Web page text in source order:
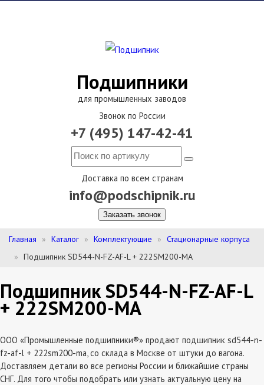
Подшипники
для промышленных заводов
Звонок по России
+7 (495) 147-42-41
Доставка по всем странам
info@podschipnik.ru
Заказать звонок
Главная Каталог Комплектующие
Стационарные корпуса
Подшипник SD544-N-FZ-AF-L + 222SM200-MA
Подшипник SD544-N-FZ-AF-L
+ 222SM200-MA
ООО «Промышленные подшипники®» продают подшипник sd544-n-
fz-af-l + 222sm200-ma, со склада в Москве от штуки до вагона.
Доставляем детали во все регионы России и ближайшие страны
СНГ. Для того чтобы подобрать или узнать актуальную цену на